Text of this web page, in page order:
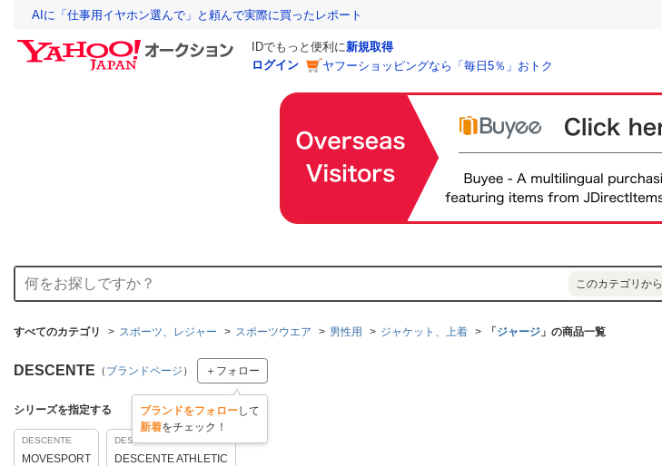
AIに「仕事用イヤホン選んで」と頼んで実際に買ったレポート
IDでもっと便利に新規取得
ログイン
ヤフーショッピングなら「毎日5％」おトク
このカテゴリから
すべてのカテゴリ スポーツ、レジャー スポーツウエア 男性用 ジャケット、上着 「 ジャージ 」の商品一覧
DESCENTE （ ブランドページ ） ＋フォロー
ブランドをフォローして
新着をチェック！
シリーズを指定する
DESCENTE
MOVESPORT
DESCENTE
DESCENTE ATHLETIC